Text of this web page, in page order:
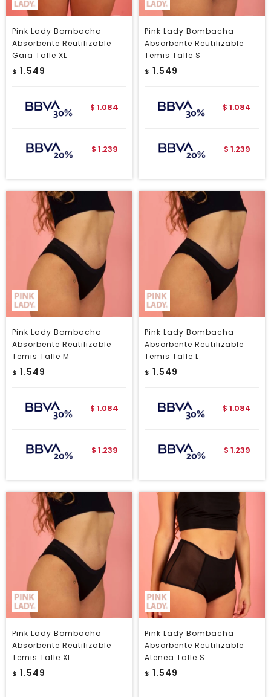
Pink Lady Bombacha
Absorbente Reutilizable
Gaia Talle XL
$ 1.549
$ 1.084
$ 1.239
Pink Lady Bombacha
Absorbente Reutilizable
Temis Talle S
$ 1.549
$ 1.084
$ 1.239
Pink Lady Bombacha
Absorbente Reutilizable
Temis Talle M
$ 1.549
$ 1.084
$ 1.239
Pink Lady Bombacha
Absorbente Reutilizable
Temis Talle L
$ 1.549
$ 1.084
$ 1.239
Pink Lady Bombacha
Absorbente Reutilizable
Temis Talle XL
$ 1.549
Pink Lady Bombacha
Absorbente Reutilizable
Atenea Talle S
$ 1.549